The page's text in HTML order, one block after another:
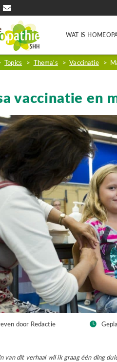
WAT IS
Topics > Thema's > Vaccinatie >
vaccinatie en
door Redactie
van dit verhaal wil ik graag één ding